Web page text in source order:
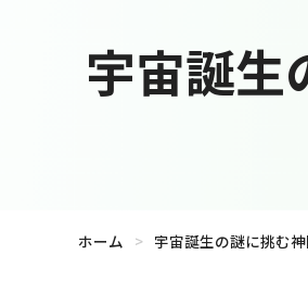
宇宙誕生
ホーム > 宇宙誕生の謎に挑む